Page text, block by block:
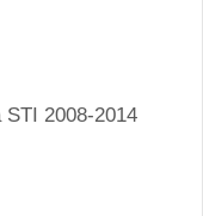
2008-2014